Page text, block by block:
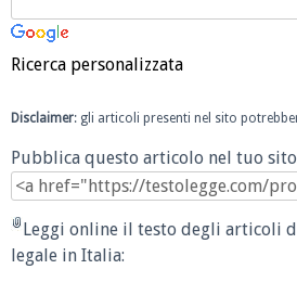
Ricerca personalizzata
Disclaimer: gli articoli presenti nel sito
Pubblica questo articolo nel tuo
Leggi online il testo degli articoli
legale in Italia: